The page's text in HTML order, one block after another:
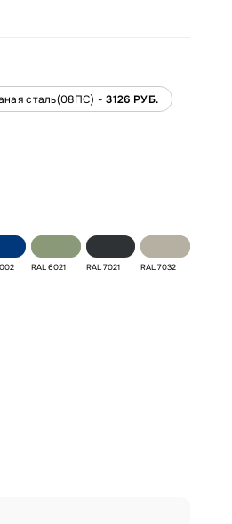
сталь(08ПС) -3126 РУБ.
RAL 6021 RAL 7021 RAL 7032